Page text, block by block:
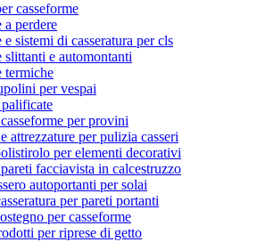
casseforme
a perdere
e sistemi di casseratura per cls
slittanti e automontanti
termiche
per vespai
per provini
attrezzature per pulizia casseri
per elementi decorativi
facciavista in calcestruzzo
autoportanti per solai
per pareti portanti
per casseforme
per riprese di getto